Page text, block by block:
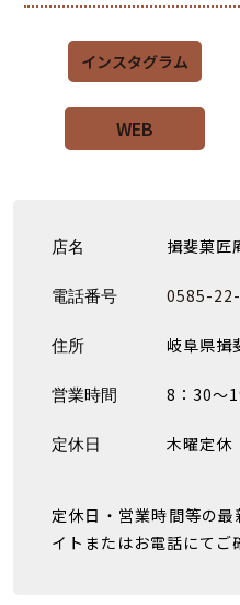
インスタグラム
WEB
店名 揖斐菓匠
電話番号 0585-
住所 岐阜県揖
営業時間 8：30〜
定休日 木曜定休
定休日・営業時間等の
イトまたはお電話にてご